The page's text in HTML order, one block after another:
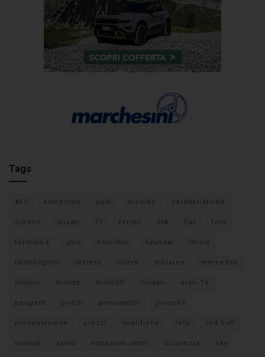
Tags
#F1 anteprima audi brembo caratteristiche
citroen ducati F1 ferrari FIA fiat ford
formula E gara hamilton hyundai imola
lamborghini leclerc libere mclaren mercedes
milano monza motoGP nissan orari TV
peugeot pirelli pneumatici porsche
presentazione prezzi qualifiche rally red bull
renault sainz sebastian vettel sicurezza sky